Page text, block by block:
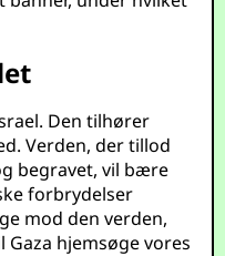
Den tilhører
Verden, der tillod
begravet, vil bære
forbrydelser
mod den verden,
hjemsøge vores